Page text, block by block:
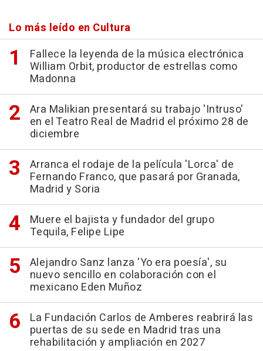
Lo más leído en Cultura
Fallece la leyenda de la música electrónica
William Orbit, productor de estrellas como
Madonna
Ara Malikian presentará su trabajo 'Intruso'
en el Teatro Real de Madrid el próximo 28 de
diciembre
Arranca el rodaje de la película 'Lorca' de
Fernando Franco, que pasará por Granada,
Madrid y Soria
Muere el bajista y fundador del grupo
Tequila, Felipe Lipe
Alejandro Sanz lanza 'Yo era poesía', su
nuevo sencillo en colaboración con el
mexicano Eden Muñoz
La Fundación Carlos de Amberes reabrirá las
puertas de su sede en Madrid tras una
rehabilitación y ampliación en 2027